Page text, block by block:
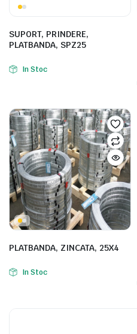
SUPORT, PRINDERE,
PLATBANDA, SPZ25
In Stoc
PLATBANDA, ZINCATA, 25X4
In Stoc